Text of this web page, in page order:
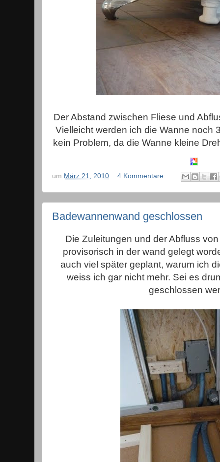
Der Abstand zwischen Fliese und
Vielleicht werden ich die Wanne noch
kein Problem, da die Wanne kleine
um März 21, 2010 4 Kommentare:
Badewannenwand geschlossen
Die Zuleitungen und der Abfluss
provisorisch in der wand gelegt
auch viel später geplant, warum ich
weiss ich gar nicht mehr. Sei es
geschlossen